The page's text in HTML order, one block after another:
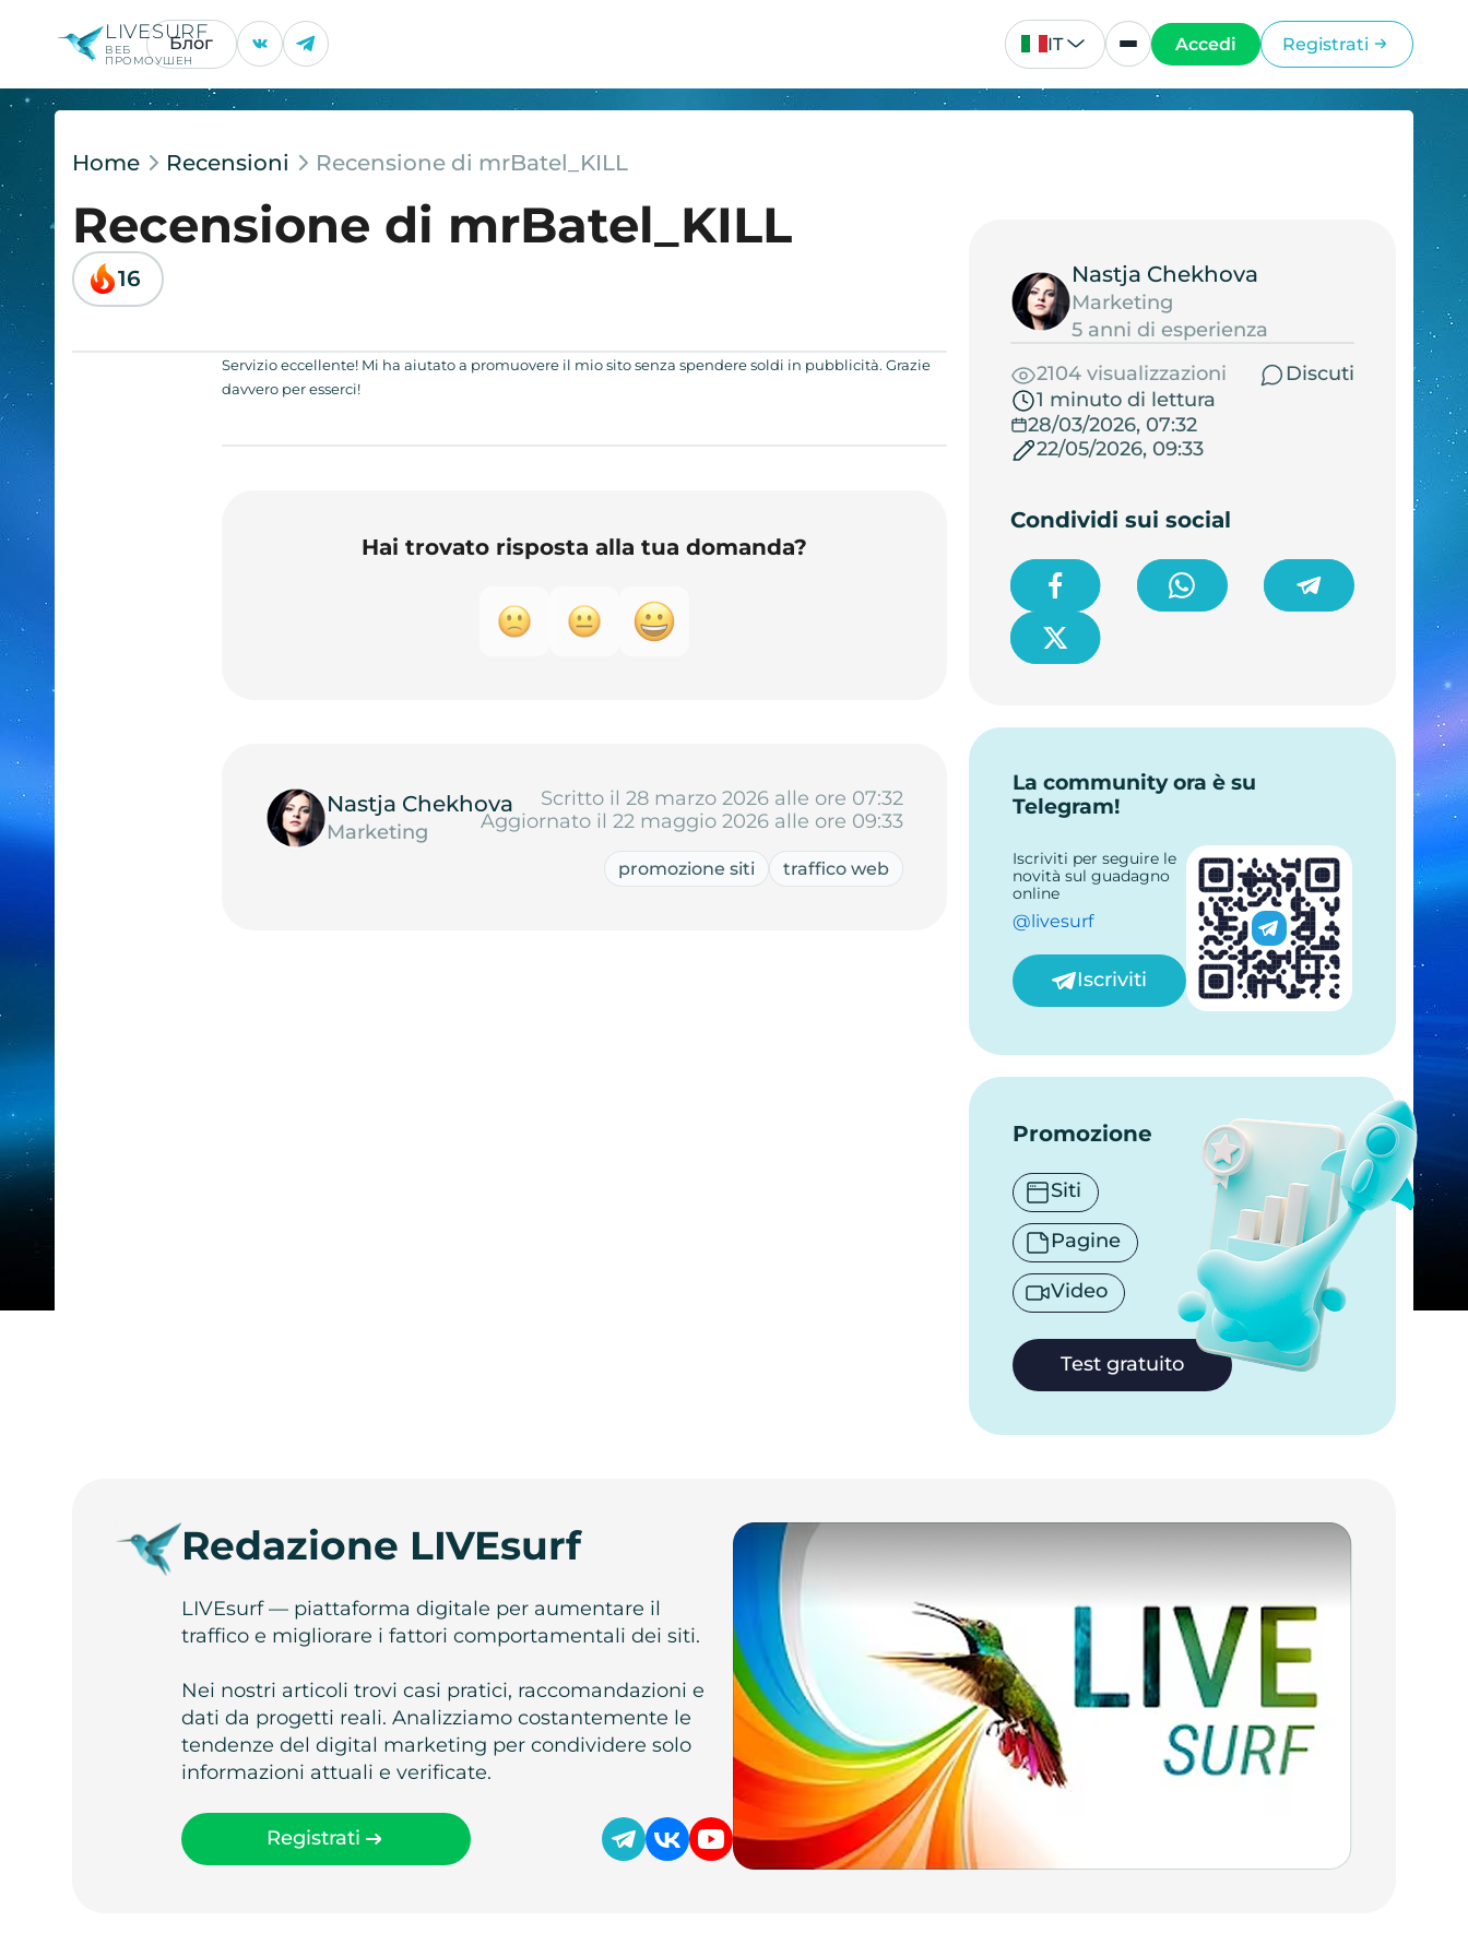
LIVESURF
ВЕБ
ПРОМОУШЕН
Блог IT Accedi Registrati
Home Recensioni Recensione di mrBatel_KILL
Recensione di mrBatel_KILL
16
Servizio eccellente! Mi ha aiutato a promuovere il mio sito senza spendere soldi in pubblicità. Grazie
davvero per esserci!
Hai trovato risposta alla tua domanda?
Nastja Chekhova
Marketing
Scritto il 28 marzo 2026 alle ore 07:32
Aggiornato il 22 maggio 2026 alle ore 09:33
promozione siti traffico web
Nastja Chekhova
Marketing
5 anni di esperienza
2104 visualizzazioni
Discuti
1 minuto di lettura
28/03/2026, 07:32
22/05/2026, 09:33
Condividi sui social
La community ora è su
Telegram!
Iscriviti per seguire le
novità sul guadagno
online
@livesurf
Iscriviti
Promozione
Siti
Pagine
Video
Test gratuito
Redazione LIVEsurf
LIVEsurf — piattaforma digitale per aumentare il
traffico e migliorare i fattori comportamentali dei siti.
Nei nostri articoli trovi casi pratici, raccomandazioni e
dati da progetti reali. Analizziamo costantemente le
tendenze del digital marketing per condividere solo
informazioni attuali e verificate.
Registrati